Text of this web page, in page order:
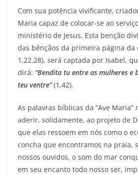
Com sua potência vivificante,
Maria capaz de colocar-se ao
ministério de Jesus. Esta benção
das bênçãos da primeira página da
1,22.28), será captada por Isabel,
dirá: “Bendita tu entre as mulheres e
teu ventre”(1,42).
As palavras bíblicas da “Ave Maria”
aderir, solidamente, ao projeto de
que elas ressoem em nós como o
concha que encontramos na praia,
nossos ouvidos, o som do mar
em seu encanto todo nosso ser,